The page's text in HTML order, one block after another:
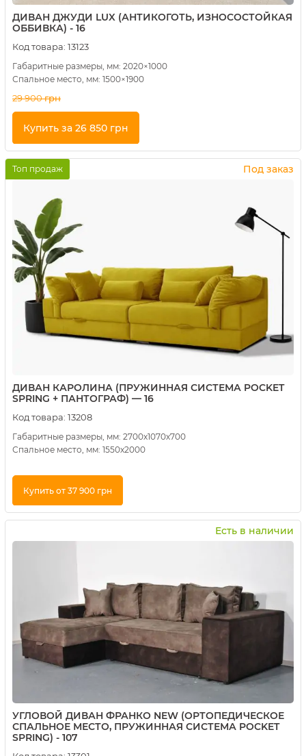
ДИВАН ДЖУДИ LUX (АНТИКОГОТЬ, ИЗНОСОСТОЙКАЯ
ОББИВКА) - 16
Код товара: 13123
Габаритные размеры, мм: 2020×1000
Спальное место, мм: 1500×1900
29 900грн
Купить за 26 850 грн
Купить в 1 клик
Под заказ
Топ продаж
ДИВАН КАРОЛИНА (ПРУЖИННАЯ СИСТЕМА POCKET
SPRING + ПАНТОГРАФ) — 16
Код товара: 13208
Габаритные размеры, мм: 2700х1070х700
Спальное место, мм: 1550х2000
Купить от 37 900 грн
Купить в 1 клик
Есть в наличии
УГЛОВОЙ ДИВАН ФРАНКО NEW (ОРТОПЕДИЧЕСКОЕ
СПАЛЬНОЕ МЕСТО, ПРУЖИННАЯ СИСТЕМА POCKET
SPRING) - 107